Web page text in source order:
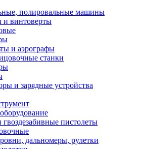
полировальные машины
и винтоверты
и аэрографы
станки
и зарядные устройства
пистолеты
дальномеры, рулетки